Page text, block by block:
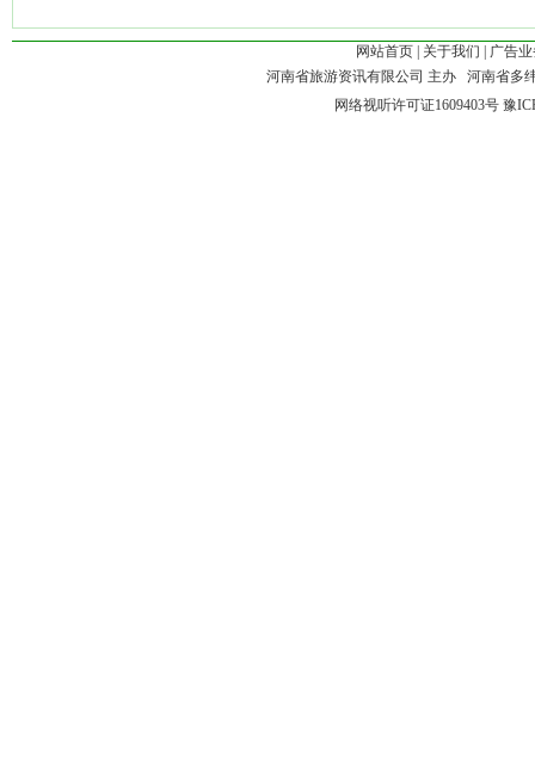
网站首页 关于我们
广告
河南省旅游资讯有限公司 主办 河南省多
网络视听许可证1609403号豫